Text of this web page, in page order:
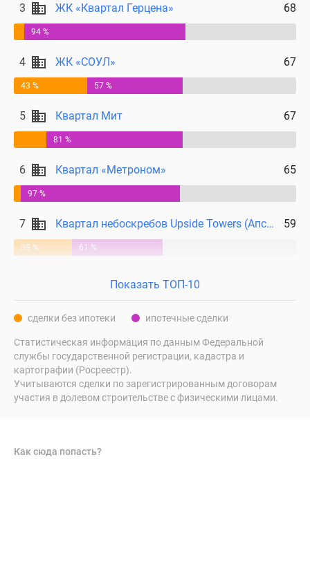
3 ЖК «Квартал Герцена» 68
94 %
4 ЖК «СОУЛ» 67
43 % 57 %
5 Квартал Мит 67
81 %
6 Квартал «Метроном» 65
97 %
7 Квартал небоскребов Upside Towers (Апсайд Тауерс) 59
39 % 61 %
Показать ТОП-10
сделки без ипотеки ипотечные сделки
Статистическая информация по данным Федеральной
службы государственной регистрации, кадастра и
картографии (Росреестр).
Учитываются сделки по зарегистрированным договорам
участия в долевом строительстве с физическими лицами.
Как сюда попасть?